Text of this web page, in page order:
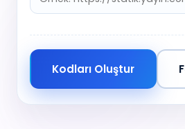
Kodları Oluştur